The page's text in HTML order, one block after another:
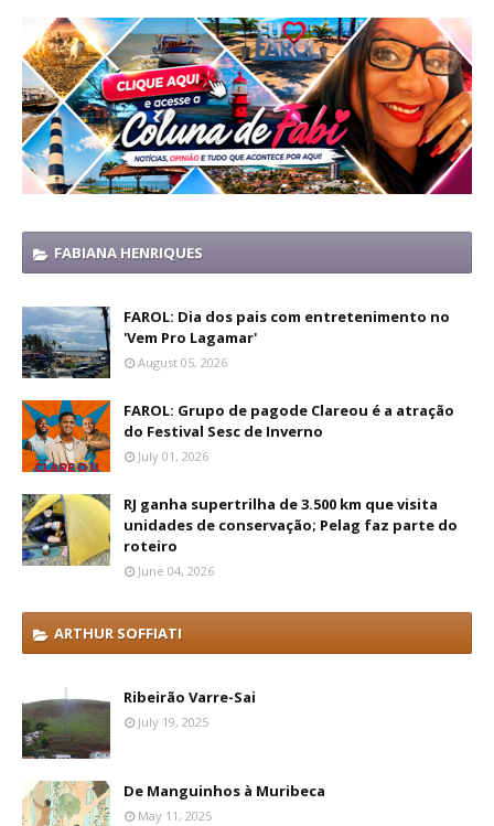
FABIANA HENRIQUES
FAROL: Dia dos pais com entretenimento no
'Vem Pro Lagamar'
August 05, 2026
FAROL: Grupo de pagode Clareou é a atração
do Festival Sesc de Inverno
July 01, 2026
RJ ganha supertrilha de 3.500 km que visita
unidades de conservação; Pelag faz parte do
roteiro
June 04, 2026
ARTHUR SOFFIATI
Ribeirão Varre-Sai
July 19, 2025
De Manguinhos à Muribeca
May 11, 2025